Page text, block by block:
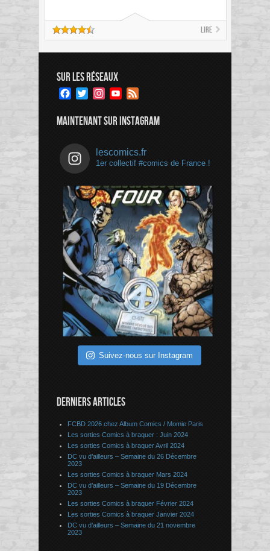
Lire
SUR LES RÉSEAUX
Facebook
TwitterInstagramYouTube
MAINTENANT SUR INSTAGRAM
lescomics.fr
1er collectif #comics de France !
Suivez-nous sur Instagram
DERNIERS ARTICLES
FCBD 2026 chez Album Comics / Momie Paris
Les sorties Comics à braquer : Juin 2024
Les sorties Comics à braquer Avril 2024
DC vu d’ailleurs – Semaine du 26 Décembre
2023
Les sorties Comics à braquer Mars 2024
DC vu d’ailleurs – Semaine du 19 Décembre
2023
Les sorties Comics à braquer Février 2024
Les sorties Comics à braquer Janvier 2024
DC vu d’ailleurs – Semaine du 21 novembre
2023